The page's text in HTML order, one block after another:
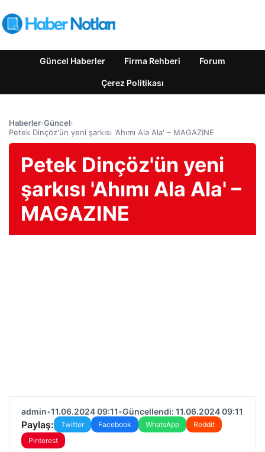
Güncel Haberler Firma Rehberi Forum
Çerez Politikası
Haberler›Güncel›
Petek Dinçöz'ün yeni şarkısı 'Ahımı Ala Ala' – MAGAZINE
Petek Dinçöz'ün yeni
şarkısı 'Ahımı Ala Ala' –
MAGAZINE
admin•11.06.2024 09:11•Güncellendi: 11.06.2024 09:11
Paylaş: Twitter Facebook WhatsApp
Reddit
Pinterest